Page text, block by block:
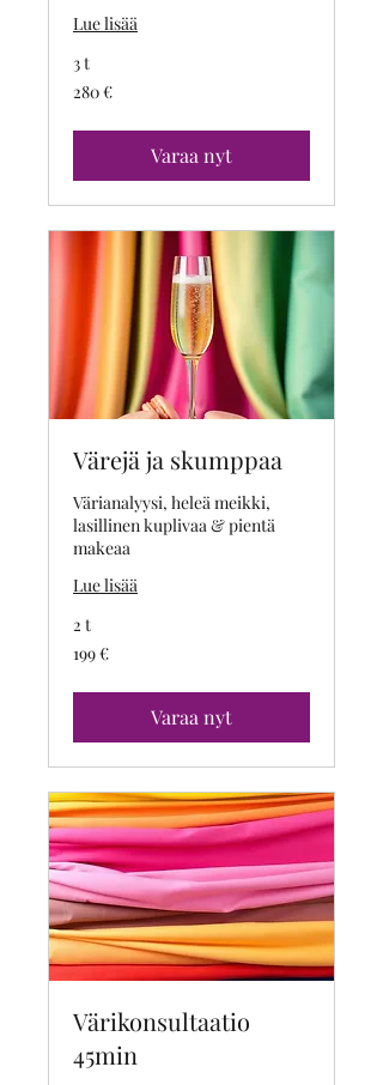
Lue lisää
3 t
280
euroa
280 €
Varaa nyt
Värejä ja skumppaa
Värianalyysi, heleä meikki,
lasillinen kuplivaa & pientä
makeaa
Lue lisää
2 t
euroa
199 €
Varaa nyt
Värikonsultaatio
45min